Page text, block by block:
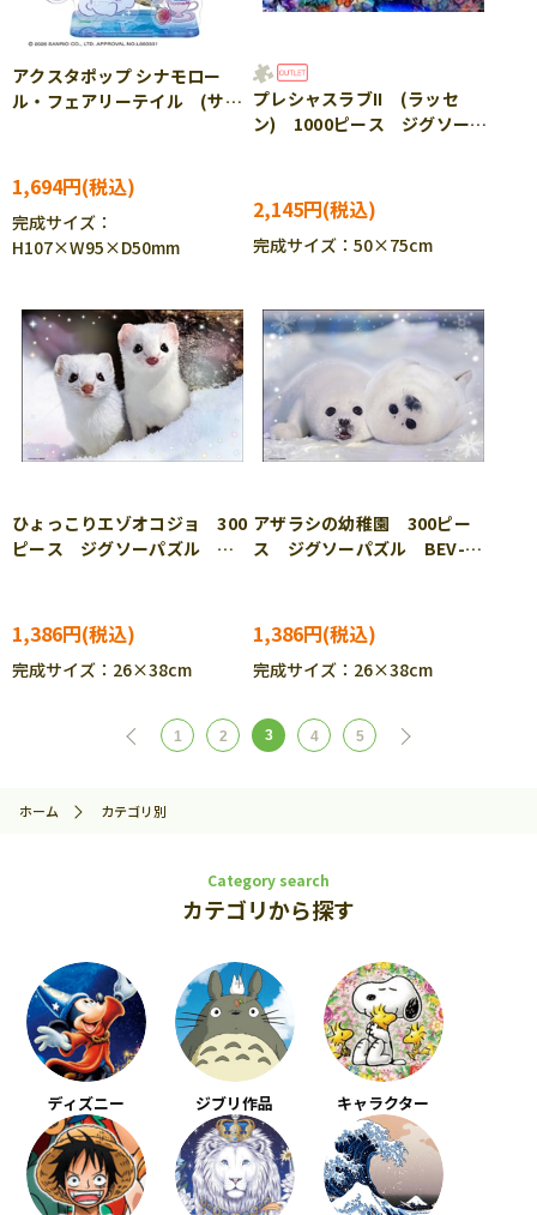
アクスタポップ シナモロー
ル・フェアリーテイル (サン
1,694円
完成サイズ：
H107×W95×D50mm
プレシャスラブII (ラッセ
ン) 1000ピース ジグソーパ
2,145円
完成サイズ：50×75cm
ひょっこりエゾオコジョ 300
ピース ジグソーパズル
1,386円
完成サイズ：26×38cm
アザラシの幼稚園 300ピー
ス ジグソーパズル BEV-
1,386円
完成サイズ：26×38cm
1 2 3 4 5
ホーム カテゴリ別
Category search
カテゴリから探す
ディズニー ジブリ作品 キャラクター